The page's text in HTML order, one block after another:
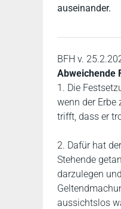
auseinander.
BFH v.
Abweichende
1. Die
wenn der Erbe
trifft, dass er
2. Dafür hat
Stehende
darzulegen
aussichtslos